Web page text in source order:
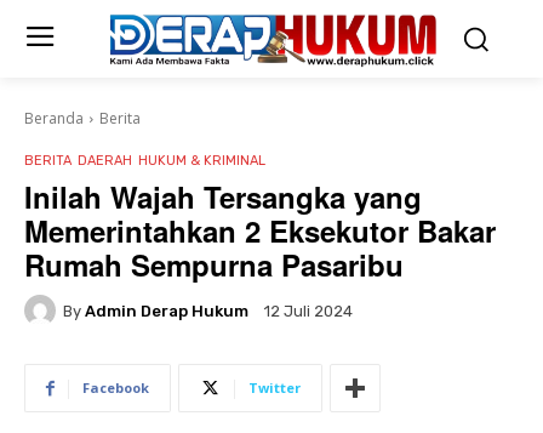
Beranda Berita
BERITA DAERAH HUKUM & KRIMINAL
Inilah Wajah Tersangka yang
Memerintahkan 2 Eksekutor Bakar
Rumah Sempurna Pasaribu
By Admin Derap Hukum 12 Juli 2024
Facebook Twitter